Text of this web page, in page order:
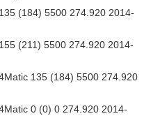
(184) 5500 274.920 2014-
(211) 5500 274.920 2014-
135 (184) 5500 274.920
0 (0) 0 274.920 2014-